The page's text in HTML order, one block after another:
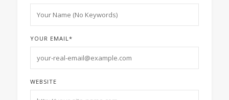
YOUR EMAIL*
WEBSITE